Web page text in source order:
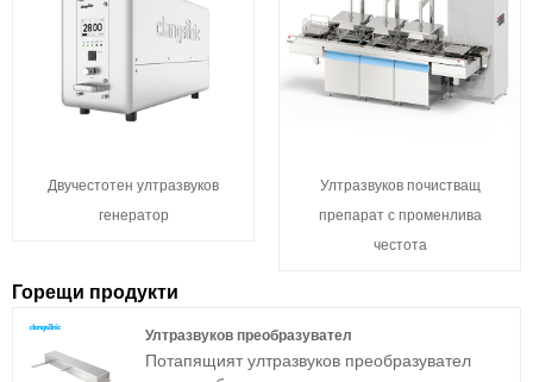
Двучестотен ултразвуков
генератор
Ултразвуков почистващ
препарат с променлива
честота
Горещи продукти
Ултразвуков преобразувател
Потапящият ултразвуков преобразувател